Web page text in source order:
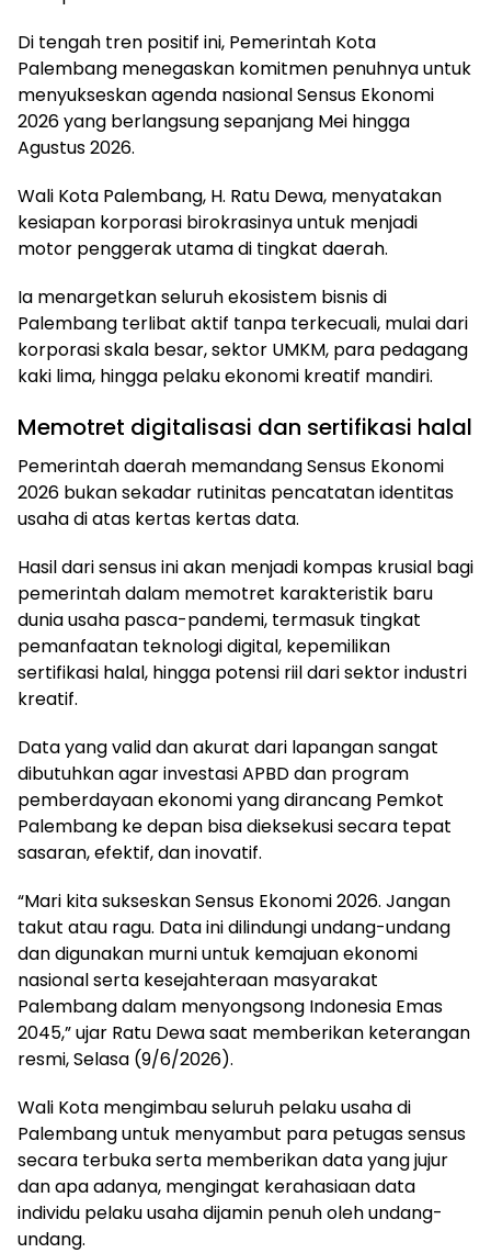
Di tengah tren positif ini, Pemerintah Kota
Palembang menegaskan komitmen penuhnya untuk
menyukseskan agenda nasional Sensus Ekonomi
2026 yang berlangsung sepanjang Mei hingga
Agustus 2026.
Wali Kota Palembang, H. Ratu Dewa, menyatakan
kesiapan korporasi birokrasinya untuk menjadi
motor penggerak utama di tingkat daerah.
Ia menargetkan seluruh ekosistem bisnis di
Palembang terlibat aktif tanpa terkecuali, mulai dari
korporasi skala besar, sektor UMKM, para pedagang
kaki lima, hingga pelaku ekonomi kreatif mandiri.
Memotret digitalisasi dan sertifikasi halal
Pemerintah daerah memandang Sensus Ekonomi
2026 bukan sekadar rutinitas pencatatan identitas
usaha di atas kertas kertas data.
Hasil dari sensus ini akan menjadi kompas krusial bagi
pemerintah dalam memotret karakteristik baru
dunia usaha pasca-pandemi, termasuk tingkat
pemanfaatan teknologi digital, kepemilikan
sertifikasi halal, hingga potensi riil dari sektor industri
kreatif.
Data yang valid dan akurat dari lapangan sangat
dibutuhkan agar investasi APBD dan program
pemberdayaan ekonomi yang dirancang Pemkot
Palembang ke depan bisa dieksekusi secara tepat
sasaran, efektif, dan inovatif.
“Mari kita sukseskan Sensus Ekonomi 2026. Jangan
takut atau ragu. Data ini dilindungi undang-undang
dan digunakan murni untuk kemajuan ekonomi
nasional serta kesejahteraan masyarakat
Palembang dalam menyongsong Indonesia Emas
2045,” ujar Ratu Dewa saat memberikan keterangan
resmi, Selasa (9/6/2026).
Wali Kota mengimbau seluruh pelaku usaha di
Palembang untuk menyambut para petugas sensus
secara terbuka serta memberikan data yang jujur
dan apa adanya, mengingat kerahasiaan data
individu pelaku usaha dijamin penuh oleh undang-
undang.